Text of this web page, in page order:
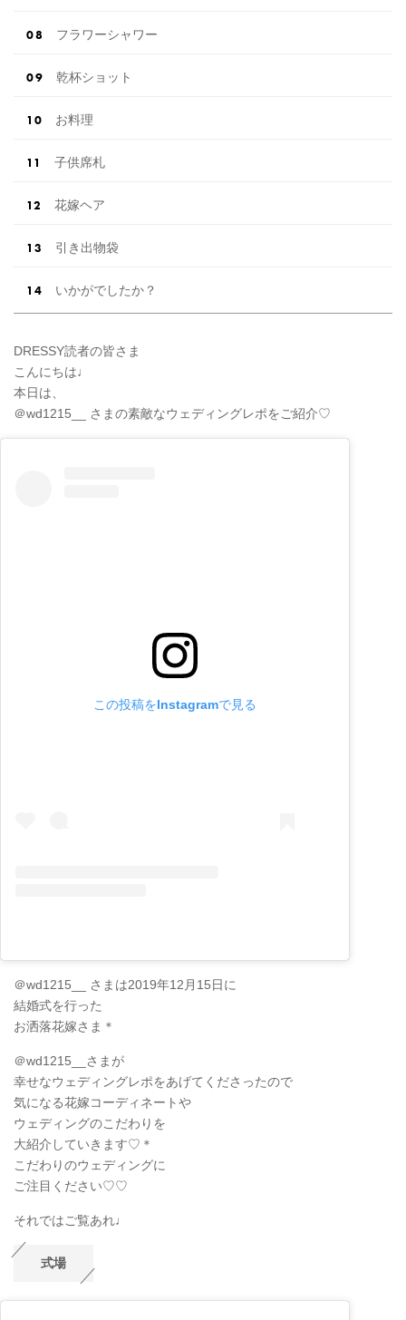
フラワーシャワー
乾杯ショット
お料理
子供席札
花嫁ヘア
引き出物袋
いかがでしたか？
DRESSY読者の皆さま
こんにちは♩
本日は、
＠wd1215__ さまの素敵なウェディングレポをご紹介♡
この投稿をInstagramで見る
＠wd1215__ さまは2019年12月15日に
結婚式を行った
お洒落花嫁さま＊
＠wd1215__さまが
幸せなウェディングレポをあげてくださったので
気になる花嫁コーディネートや
ウェディングのこだわりを
大紹介していきます♡＊
こだわりのウェディングに
ご注目ください♡♡
それではご覧あれ♩
式場